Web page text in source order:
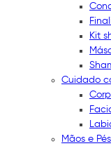
Kit
Cuidado
Mãos e Pés